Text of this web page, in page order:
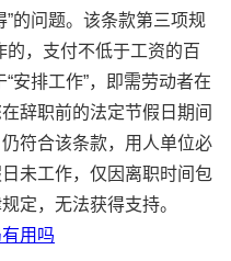
的问题。该条款第三项规
的，支付不低于工资的百
安排工作”，即需劳动者在
辞职前的法定节假日期间
符合该条款，用人单位必
未工作，仅因离职时间包
定，无法获得支持。
用吗